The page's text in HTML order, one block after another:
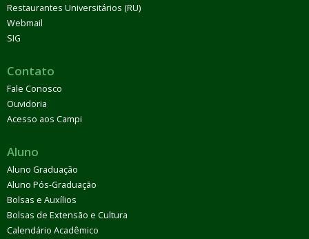
Restaurantes Universitários (RU)
Webmail
SIG
Contato
Fale Conosco
Ouvidoria
Acesso aos Campi
Aluno
Aluno Graduação
Aluno Pós-Graduação
Bolsas e Auxílios
Bolsas de Extensão e Cultura
Calendário Acadêmico